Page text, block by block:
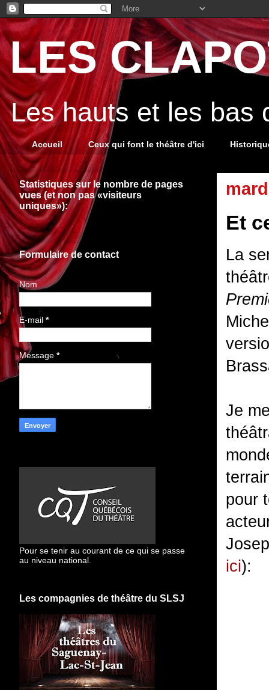
LES
Les hauts et les bas
Accueil Ceux qui font le théâtre d'ici
Et
La
Je
pour
ici):
Statistiques sur le nombre de pages
vues (et non pas «visiteurs
uniques»):
Formulaire de contact
Nom
E-mail *
Message *
Pour se tenir au courant de ce qui se passe
au niveau national.
Les compagnies de théâtre du SLSJ